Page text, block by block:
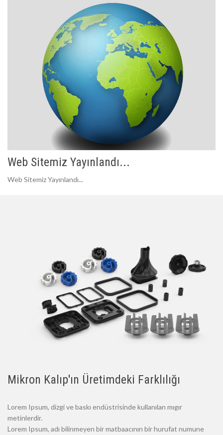
Web Sitemiz Yayınlandı...
Web Sitemiz Yayınlandı...
Mikron Kalıp'ın Üretimdeki Farklılığı
Lorem Ipsum, dizgi ve baskı endüstrisinde kullanılan mıgır
metinlerdir.
Lorem Ipsum, adı bilinmeyen bir matbaacının bir hurufat numune